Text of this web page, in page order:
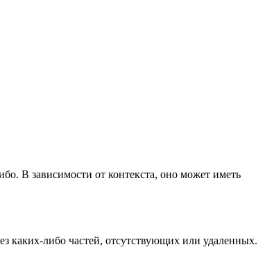
В зависимости от контекста, оно может иметь
каких-либо частей, отсутствующих или удаленных.